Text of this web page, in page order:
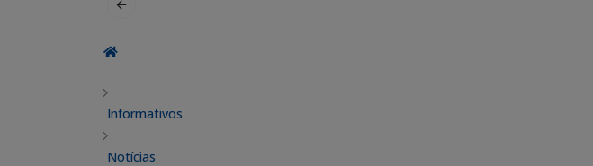
Informativos
Notícias